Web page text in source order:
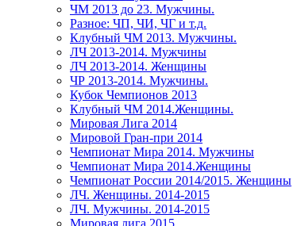
ЧМ 2013 до 23. Мужчины.
Разное: ЧП, ЧИ, ЧГ и т.д.
Клубный ЧМ 2013. Мужчины.
ЛЧ 2013-2014. Мужчины
ЛЧ 2013-2014. Женщины
ЧР 2013-2014. Мужчины.
Кубок Чемпионов 2013
Клубный ЧМ 2014.Женщины.
Мировая Лига 2014
Мировой Гран-при 2014
Чемпионат Мира 2014. Мужчины
Чемпионат Мира 2014.Женщины
Чемпионат России 2014/2015. Женщины
ЛЧ. Женщины. 2014-2015
ЛЧ. Мужчины. 2014-2015
Мировая лига 2015